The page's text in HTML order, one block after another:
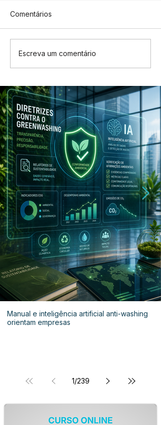
Comentários
Escreva um comentário
Manual e inteligência artificial anti-washing
orientam empresas
1/239